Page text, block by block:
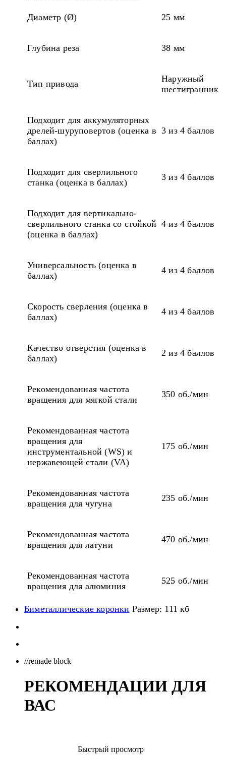
Диаметр (Ø) 25 мм
Глубина реза 38 мм
Тип привода
Наружный
шестигранник
Подходит для аккумуляторных
дрелей-шуруповертов (оценка в
баллах)
3 из 4 баллов
Подходит для сверлильного
станка (оценка в баллах)
3 из 4 баллов
Подходит для вертикально-
сверлильного станка со стойкой
(оценка в баллах)
4 из 4 баллов
Универсальность (оценка в
баллах)
4 из 4 баллов
Скорость сверления (оценка в
баллах)
4 из 4 баллов
Качество отверстия (оценка в
баллах)
2 из 4 баллов
Рекомендованная частота
вращения для мягкой стали
350 об./мин
Рекомендованная частота
вращения для
инструментальной (WS) и
нержавеющей стали (VA)
175 об./мин
Рекомендованная частота
вращения для чугуна
235 об./мин
Рекомендованная частота
вращения для латуни
470 об./мин
Рекомендованная частота
вращения для алюминия
525 об./мин
Биметаллические коронки Размер: 111 кб
//remade block
РЕКОМЕНДАЦИИ ДЛЯ
ВАС
Быстрый просмотр